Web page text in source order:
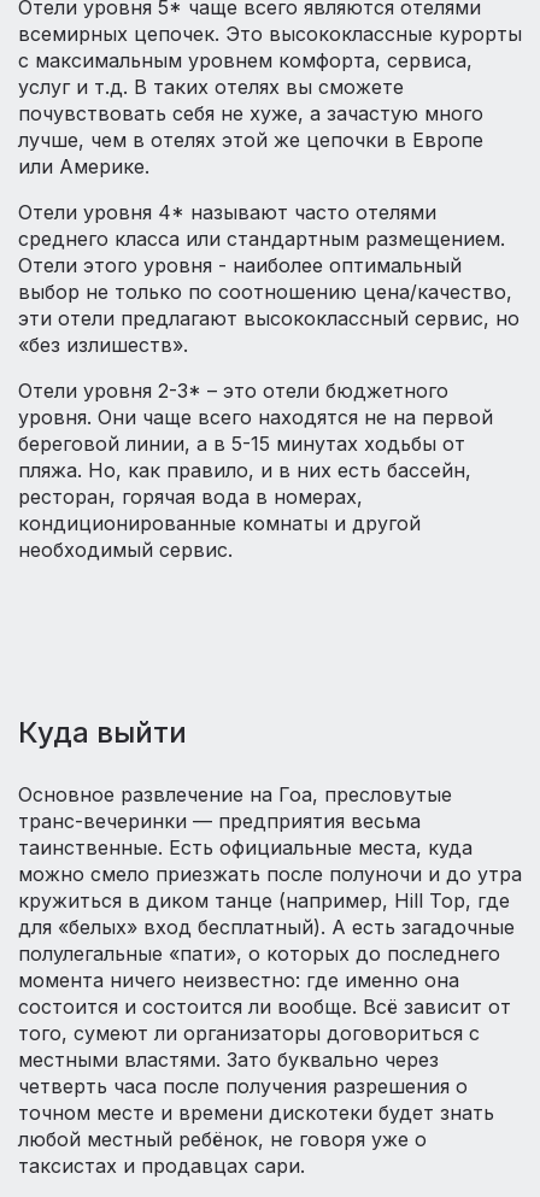
Отели уровня 5* чаще всего являются отелями
всемирных цепочек. Это высококлассные курорты
с максимальным уровнем комфорта, сервиса,
услуг и т.д. В таких отелях вы сможете
почувствовать себя не хуже, а зачастую много
лучше, чем в отелях этой же цепочки в Европе
или Америке.
Отели уровня 4* называют часто отелями
среднего класса или стандартным размещением.
Отели этого уровня - наиболее оптимальный
выбор не только по соотношению цена/качество,
эти отели предлагают высококлассный сервис, но
«без излишеств».
Отели уровня 2-3* – это отели бюджетного
уровня. Они чаще всего находятся не на первой
береговой линии, а в 5-15 минутах ходьбы от
пляжа. Но, как правило, и в них есть бассейн,
ресторан, горячая вода в номерах,
кондиционированные комнаты и другой
необходимый сервис.
Куда выйти
Основное развлечение на Гоа, пресловутые
транс-вечеринки — предприятия весьма
таинственные. Есть официальные места, куда
можно смело приезжать после полуночи и до утра
кружиться в диком танце (например, Hill Top, где
для «белых» вход бесплатный). А есть загадочные
полулегальные «пати», о которых до последнего
момента ничего неизвестно: где именно она
состоится и состоится ли вообще. Всё зависит от
того, сумеют ли организаторы договориться с
местными властями. Зато буквально через
четверть часа после получения разрешения о
точном месте и времени дискотеки будет знать
любой местный ребёнок, не говоря уже о
таксистах и продавцах сари.